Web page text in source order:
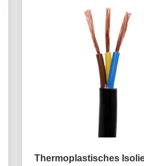
Thermoplastisches